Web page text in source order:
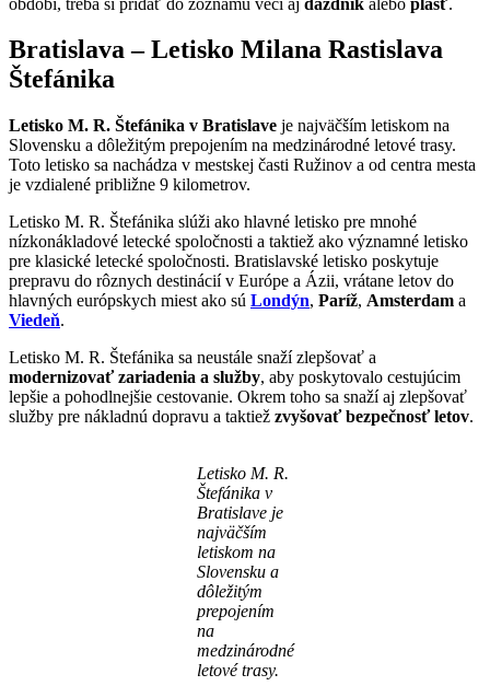
Bratislava – Letisko Milana Rastislava
Štefánika
Letisko M. R. Štefánika v Bratislave je najväčším letiskom na
Slovensku a dôležitým prepojením na medzinárodné letové trasy.
Toto letisko sa nachádza v mestskej časti Ružinov a od centra mesta
je vzdialené približne 9 kilometrov.
Letisko M. R. Štefánika slúži ako hlavné letisko pre mnohé
nízkonákladové letecké spoločnosti a taktiež ako významné letisko
pre klasické letecké spoločnosti. Bratislavské letisko poskytuje
prepravu do rôznych destinácií v Európe a Ázii, vrátane letov do
hlavných európskych miest ako sú Londýn, Paríž, Amsterdam a
Viedeň.
Letisko M. R. Štefánika sa neustále snaží zlepšovať a
modernizovať zariadenia a služby, aby poskytovalo cestujúcim
lepšie a pohodlnejšie cestovanie. Okrem toho sa snaží aj zlepšovať
služby pre nákladnú dopravu a taktiež zvyšovať bezpečnosť letov.
Letisko M. R.
Štefánika v
Bratislave je
najväčším
letiskom na
Slovensku a
dôležitým
prepojením
na
medzinárodné
letové trasy.